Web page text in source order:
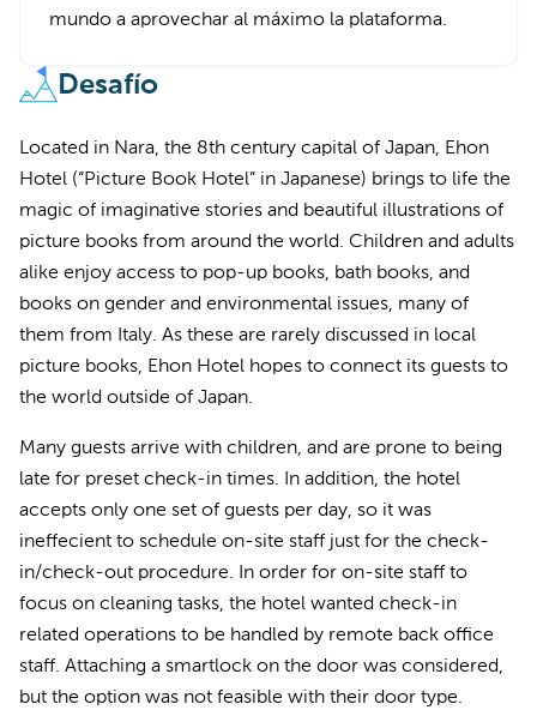
mundo a aprovechar al máximo la plataforma.
Desafío
Located in Nara, the 8th century capital of Japan, Ehon
Hotel (“Picture Book Hotel” in Japanese) brings to life the
magic of imaginative stories and beautiful illustrations of
picture books from around the world. Children and adults
alike enjoy access to pop-up books, bath books, and
books on gender and environmental issues, many of
them from Italy. As these are rarely discussed in local
picture books, Ehon Hotel hopes to connect its guests to
the world outside of Japan.
Many guests arrive with children, and are prone to being
late for preset check-in times. In addition, the hotel
accepts only one set of guests per day, so it was
ineffecient to schedule on-site staff just for the check-
in/check-out procedure. In order for on-site staff to
focus on cleaning tasks, the hotel wanted check-in
related operations to be handled by remote back office
staff. Attaching a smartlock on the door was considered,
but the option was not feasible with their door type.